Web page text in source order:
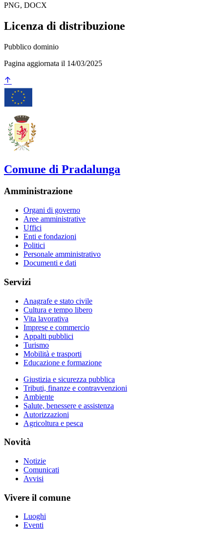
PNG, DOCX
Licenza di distribuzione
Pubblico dominio
Pagina aggiornata il 14/03/2025
Comune di Pradalunga
Amministrazione
Organi di governo
Aree amministrative
Uffici
Enti e fondazioni
Politici
Personale amministrativo
Documenti e dati
Servizi
Anagrafe e stato civile
Cultura e tempo libero
Vita lavorativa
Imprese e commercio
Appalti pubblici
Turismo
Mobilità e trasporti
Educazione e formazione
Giustizia e sicurezza pubblica
Tributi, finanze e contravvenzioni
Ambiente
Salute, benessere e assistenza
Autorizzazioni
Agricoltura e pesca
Novità
Notizie
Comunicati
Avvisi
Vivere il comune
Luoghi
Eventi